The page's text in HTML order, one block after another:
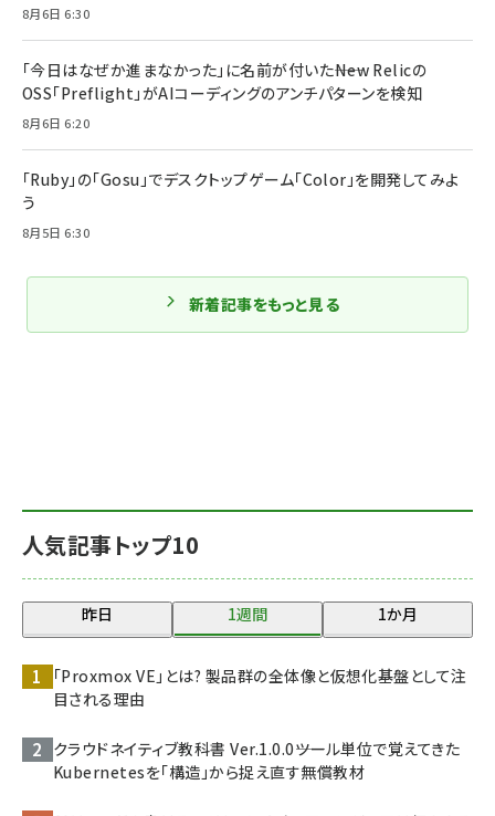
人気記事トップ10
昨日 1週間 1か月
「Proxmox VE」とは? 製品群の全体像と仮想化基盤として注
目される理由
クラウドネイティブ教科書 Ver.1.0.0――ツール単位で覚えてきた
Kubernetesを「構造」から捉え直す無償教材
8月6日 6:30
「今日はなぜか進まなかった」に名前が付いた――New Relicの
OSS「Preflight」がAIコーディングのアンチパターンを検知
8月6日 6:20
「Ruby」の「Gosu」でデスクトップゲーム「Color」を開発してみよ
う
8月5日 6:30
新着記事をもっと見る